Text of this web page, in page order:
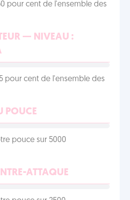
pour cent de l'ensemble des
— NIVEAU :
pour cent de l'ensemble des
POUCE
pouce sur 5000
ATTAQUE